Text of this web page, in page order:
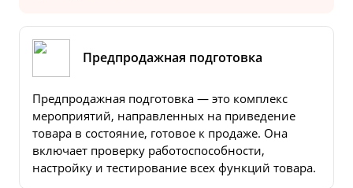
Предпродажная подготовка
Предпродажная подготовка — это комплекс
мероприятий, направленных на приведение
товара в состояние, готовое к продаже. Она
включает проверку работоспособности,
настройку и тестирование всех функций товара.